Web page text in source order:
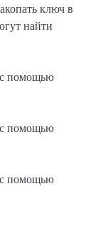
ключ в
найти